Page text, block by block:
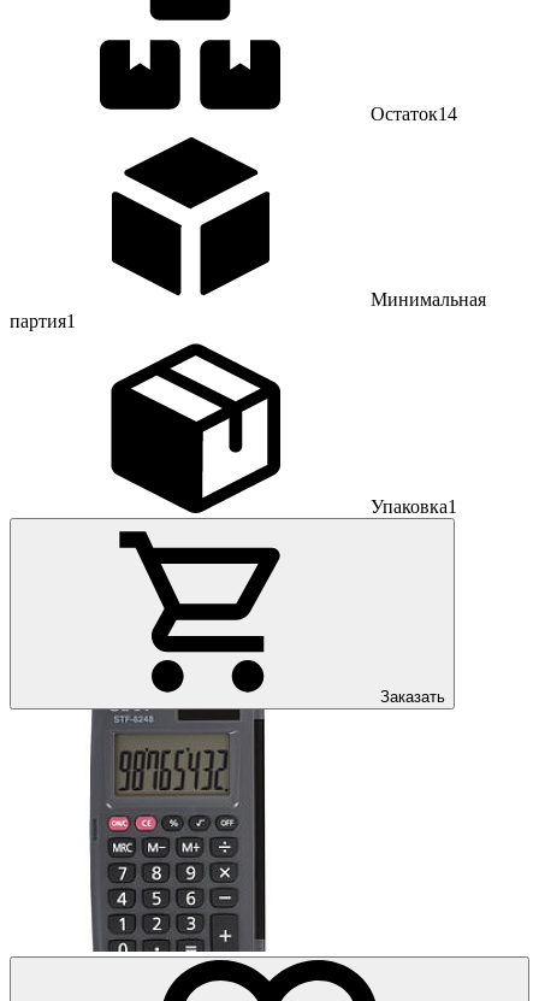
Остаток14
Минимальная
партия1
Упаковка1
Заказать